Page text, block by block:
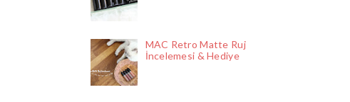
MAC Retro Matte Ruj
İncelemesi & Hediye